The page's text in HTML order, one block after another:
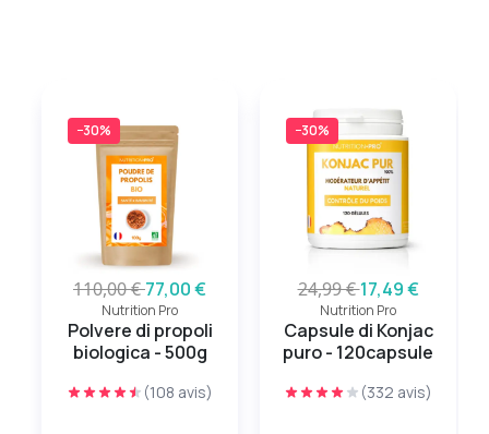
−30%
110,00 €77,00 €
Nutrition Pro
Polvere di propoli
biologica - 500g
(108 avis)
−30%
24,99 €17,49 €
Nutrition Pro
Capsule di Konjac
puro - 120capsule
(332 avis)